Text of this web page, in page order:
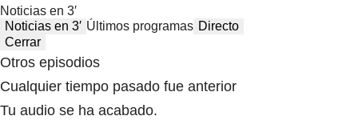
Noticias en 3′
Noticias en 3′ Últimos programas Directo
Cerrar
Otros episodios
Cualquier tiempo pasado fue anterior
Tu audio se ha acabado.